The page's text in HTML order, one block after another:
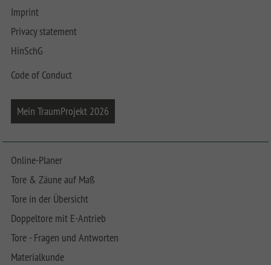
Imprint
Privacy statement
HinSchG
Code of Conduct
Mein TraumProjekt 2026
Online-Planer
Tore & Zäune auf Maß
Tore in der Übersicht
Doppeltore mit E-Antrieb
Tore - Fragen und Antworten
Materialkunde